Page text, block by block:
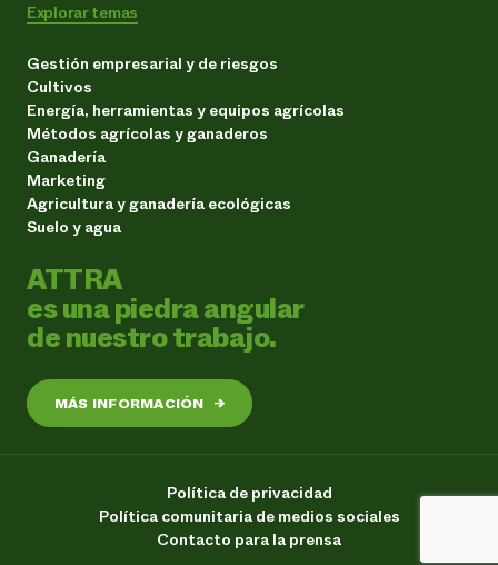
Explorar temas
Gestión empresarial y de riesgos
Cultivos
Energía, herramientas y equipos agrícolas
Métodos agrícolas y ganaderos
Ganadería
Marketing
Agricultura y ganadería ecológicas
Suelo y agua
ATTRA
es una piedra angular
de nuestro trabajo.
MÁS INFORMACIÓN →
Política de privacidad
Política comunitaria de medios sociales
Contacto para la prensa